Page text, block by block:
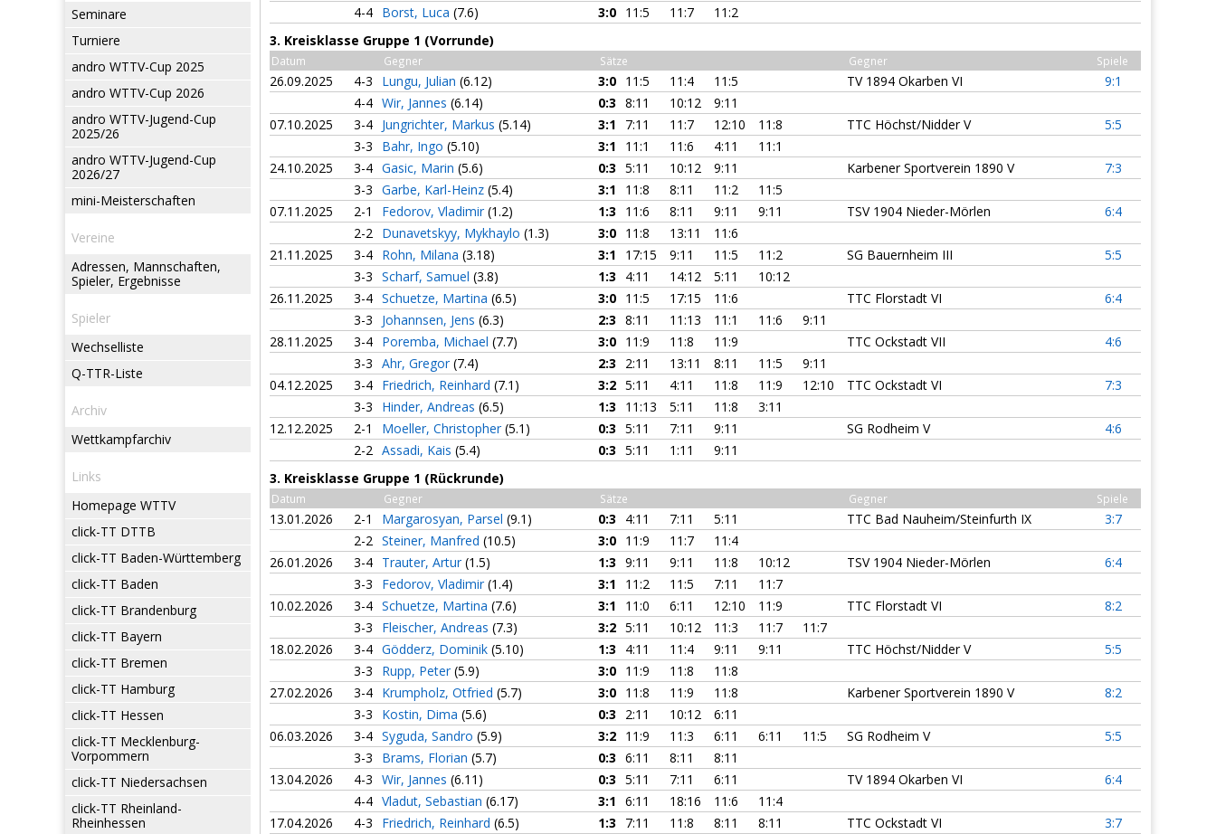
Seminare
Turniere
andro WTTV-Cup 2025
andro WTTV-Cup 2026
andro WTTV-Jugend-Cup
2025/26
andro WTTV-Jugend-Cup
2026/27
mini-Meisterschaften
Vereine
Adressen, Mannschaften,
Spieler, Ergebnisse
Spieler
Wechselliste
Q-TTR-Liste
Archiv
Wettkampfarchiv
Links
Homepage WTTV
click-TT DTTB
click-TT Baden-Württemberg
click-TT Baden
click-TT Brandenburg
click-TT Bayern
click-TT Bremen
click-TT Hamburg
click-TT Hessen
click-TT Mecklenburg-
Vorpommern
click-TT Niedersachsen
click-TT Rheinland-
Rheinhessen
4-4 Borst, Luca (7.6) 3:0 11:5 11:7
11:2
3. Kreisklasse Gruppe 1 (Vorrunde)
Datum Gegner Sätze Gegner Spiele
26.09.2025 4-3 Lungu, Julian (6.12) 3:0 11:5 11:4 11:5 TV 1894 Okarben VI
9:1
4-4 Wir, Jannes (6.14) 0:3 8:11 10:12
9:11
07.10.2025
3-4 Jungrichter, Markus (5.14) 3:1 7:11 11:7 12:10 11:8 TTC Höchst/Nidder V
5:5
3-3
Bahr, Ingo (5.10) 3:1 11:1 11:6 4:11
11:1
24.10.2025
3-4 Gasic, Marin (5.6) 0:3 5:11 10:12 9:11 Karbener Sportverein 1890 V
7:3
3-3 Garbe, Karl-Heinz (5.4) 3:1 11:8 8:11 11:2
11:5
07.11.2025
2-1 Fedorov, Vladimir (1.2) 1:3 11:6 8:11 9:11 9:11 TSV 1904 Nieder-Mörlen
6:4
2-2 Dunavetskyy, Mykhaylo (1.3) 3:0 11:8 13:11
11:6
21.11.2025
3-4 Rohn, Milana (3.18) 3:1 17:15 9:11 11:5 11:2 SG Bauernheim III
5:5
3-3 Scharf, Samuel (3.8) 1:3 4:11 14:12 5:11
10:12
26.11.2025
3-4 Schuetze, Martina (6.5) 3:0 11:5 17:15 11:6 TTC Florstadt VI
6:4
3-3
Johannsen, Jens (6.3) 2:3 8:11 11:13 11:1 11:6
9:11
28.11.2025
3-4 Poremba, Michael (7.7) 3:0 11:9 11:8 11:9 TTC Ockstadt VII
4:6
3-3 Ahr, Gregor (7.4) 2:3 2:11 13:11 8:11 11:5
9:11
04.12.2025
3-4 Friedrich, Reinhard (7.1) 3:2 5:11 4:11 11:8 11:9 12:10 TTC Ockstadt VI
7:3
3-3
Hinder, Andreas (6.5) 1:3 11:13 5:11 11:8
3:11
12.12.2025
2-1 Moeller, Christopher (5.1) 0:3 5:11 7:11 9:11 SG Rodheim V
4:6
2-2 Assadi, Kais (5.4) 0:3 5:11 1:11
9:11
3. Kreisklasse Gruppe 1 (Rückrunde)
Datum Gegner Sätze Gegner Spiele
13.01.2026 2-1 Margarosyan, Parsel (9.1) 0:3 4:11 7:11 5:11 TTC Bad Nauheim/Steinfurth IX
3:7
2-2 Steiner, Manfred (10.5) 3:0 11:9 11:7
11:4
26.01.2026
3-4 Trauter, Artur (1.5) 1:3 9:11 9:11 11:8 10:12 TSV 1904 Nieder-Mörlen
6:4
3-3
Fedorov, Vladimir (1.4) 3:1 11:2 11:5 7:11
11:7
10.02.2026
3-4 Schuetze, Martina (7.6) 3:1 11:0 6:11 12:10 11:9 TTC Florstadt VI
8:2
3-3
Fleischer, Andreas (7.3) 3:2 5:11 10:12 11:3 11:7
11:7
18.02.2026
3-4 Gödderz, Dominik (5.10) 1:3 4:11 11:4 9:11 9:11 TTC Höchst/Nidder V
5:5
3-3
Rupp, Peter (5.9) 3:0 11:9 11:8
11:8
27.02.2026
3-4 Krumpholz, Otfried (5.7) 3:0 11:8 11:9 11:8 Karbener Sportverein 1890 V
8:2
3-3
Kostin, Dima (5.6) 0:3 2:11 10:12
6:11
06.03.2026
3-4 Syguda, Sandro (5.9) 3:2 11:9 11:3 6:11 6:11 11:5 SG Rodheim V
5:5
3-3
Brams, Florian (5.7) 0:3 6:11 8:11
8:11
13.04.2026
4-3 Wir, Jannes (6.11) 0:3 5:11 7:11 6:11 TV 1894 Okarben VI
6:4
4-4 Vladut, Sebastian (6.17) 3:1 6:11 18:16 11:6
11:4
17.04.2026
4-3 Friedrich, Reinhard (6.5) 1:3 7:11 11:8 8:11 8:11 TTC Ockstadt VI
3:7